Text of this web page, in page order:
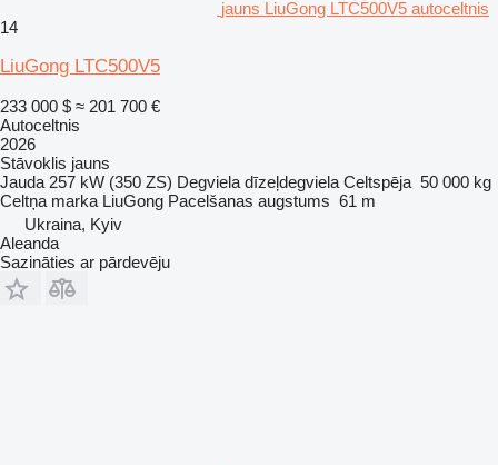
jauns LiuGong LTC500V5 autoceltnis
14
LiuGong LTC500V5
233 000 $ ≈ 201 700 €
Autoceltnis
2026
Stāvoklis jauns
Jauda 257 kW (350 ZS) Degviela dīzeļdegviela Celtspēja 50 000 kg
Celtņa marka LiuGong Pacelšanas augstums 61 m
Ukraina, Kyiv
Aleanda
Sazināties ar pārdevēju